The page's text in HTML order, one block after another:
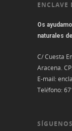
ENCLAVE
Os
naturales
C/ Cuesta
Aracena.
E-mail:
Teléfono: